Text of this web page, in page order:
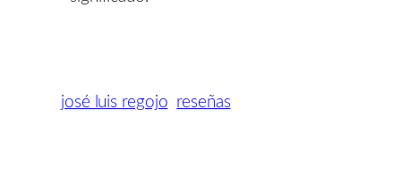
josé luis regojo reseñas